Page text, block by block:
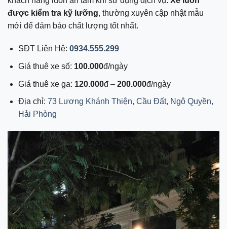
được kiểm tra kỹ lưỡng, thường xuyên cập nhật mẫu
mới để đảm bảo chất lượng tốt nhất.
SĐT Liên Hệ: 0934.555.299
Giá thuê xe số: 100.000đ/ngày
Giá thuê xe ga: 120.000đ – 200.000đ/ngày
Địa chỉ: 73 Lương Khánh Thiện, Cầu Đất, Ngô Quyền,
Hải Phòng